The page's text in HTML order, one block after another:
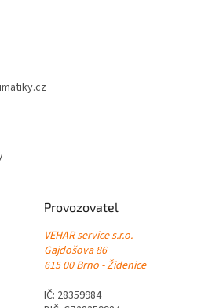
Provozovatel
VEHAR service s.r.o.
Gajdošova 86
615 00 Brno - Židenice
IČ: 28359984